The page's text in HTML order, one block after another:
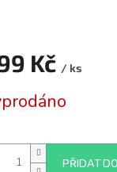
Kč / ks
PŘIDAT